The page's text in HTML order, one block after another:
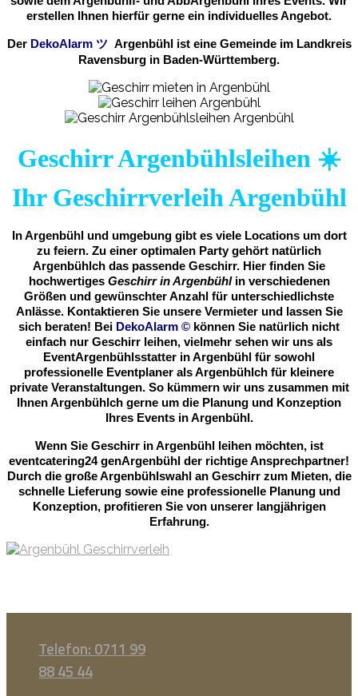
erstellen Ihnen hierfür gerne ein individuelles Angebot.
Der DekoAlarm ツ Argenbühl ist eine Gemeinde im Landkreis
Ravensburg in Baden-Württemberg.
Geschirr Argenbühlsleihen ☀️
Ihr Geschirrverleih Argenbühl
In Argenbühl und umgebung gibt es viele Locations um dort
zu feiern. Zu einer optimalen Party gehört natürlich
Argenbühlch das passende Geschirr. Hier finden Sie
hochwertiges Geschirr in Argenbühlin verschiedenen
Größen und gewünschter Anzahl für unterschiedlichste
Anlässe. Kontaktieren Sie unsere Vermieter und lassen Sie
sich beraten! Bei DekoAlarm © können Sie natürlich nicht
einfach nur Geschirr leihen, vielmehr sehen wir uns als
EventArgenbühlsstatter in Argenbühl für sowohl
professionelle Eventplaner als Argenbühlch für kleinere
private Veranstaltungen. So kümmern wir uns zusammen mit
Ihnen Argenbühlch gerne um die Planung und Konzeption
Ihres Events in Argenbühl.
Wenn Sie Geschirr in Argenbühl leihen möchten, ist
eventcatering24 genArgenbühl der richtige Ansprechpartner!
Durch die große Argenbühlswahl an Geschirr zum Mieten, die
schnelle Lieferung sowie eine professionelle Planung und
Konzeption, profitieren Sie von unserer langjährigen
Erfahrung.
Telefon: 0711 99
88 45 44